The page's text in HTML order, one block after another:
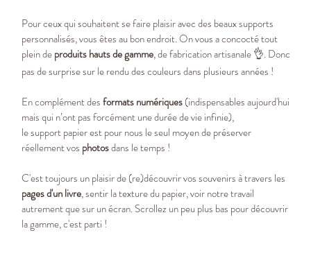
Pour ceux qui souhaitent se faire plaisir avec des beaux supports
personnalisés, vous êtes au bon endroit. On vous a concocté tout
plein deproduits hauts de gamme, de fabrication artisanale 👌. Donc
pas de surprise sur le rendu des couleurs dans plusieurs années !
En complément desformats numériques(indispensables aujourd'hui
mais qui n’ont pas forcément une durée de vie infinie),
le support papier est pour nous le seul moyen de préserver
réellement vos photosdans le temps !
C'est toujours un plaisir de (re)découvrir vos souvenirs à travers les
pages d'un livre, sentir la texture du papier, voir notre travail
autrement que sur un écran. Scrollez un peu plus bas pour découvrir
la gamme, c'est parti !